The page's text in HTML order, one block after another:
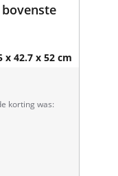
x 42.7 x 52 cm
korting was: